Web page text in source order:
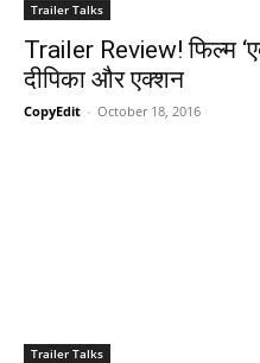
Trailer Talks
Trailer Review! फिल्‍म
दीपिका और एक्‍शन
CopyEdit - October 18, 2016
Trailer Talks